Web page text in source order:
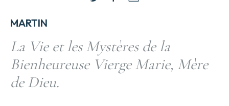
MARTIN
La Vie et les Mystères de la
Bienheureuse Vierge Marie, Mère
de Dieu.